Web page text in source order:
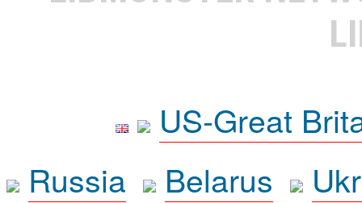
US-Great
Russia
Belarus